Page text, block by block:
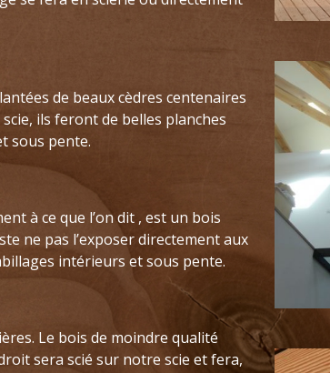
de beaux cèdres centenaires
ils feront de belles planches
sous pente.
à ce que l’on dit , est un bois
ne pas l’exposer directement aux
intérieurs et sous pente.
Le bois de moindre qualité
sera scié sur notre scie et fera,